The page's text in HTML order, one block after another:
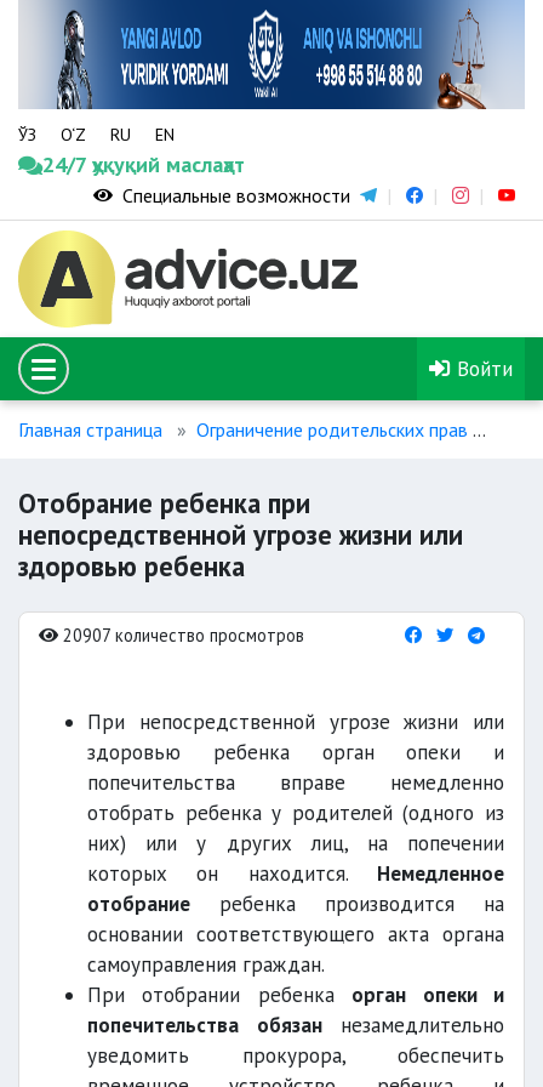
ЎЗ O‘Z RU EN
24/7 ҳуқуқий маслаҳат
Специальные возможности
Войти
Главная страница Ограничение родительских прав
Отобрание ребенка при
непосредственной угрозе жизни или
здоровью ребенка
20907 количество просмотров
При непосредственной угрозе жизни или
здоровью ребенка орган опеки и
попечительства вправе немедленно
отобрать ребенка у родителей (одного из
них) или у других лиц, на попечении
которых он находится. Немедленное
отобрание ребенка производится на
основании соответствующего акта органа
самоуправления граждан.
При отобрании ребенка орган опеки и
попечительства обязаннезамедлительно
уведомить прокурора, обеспечить